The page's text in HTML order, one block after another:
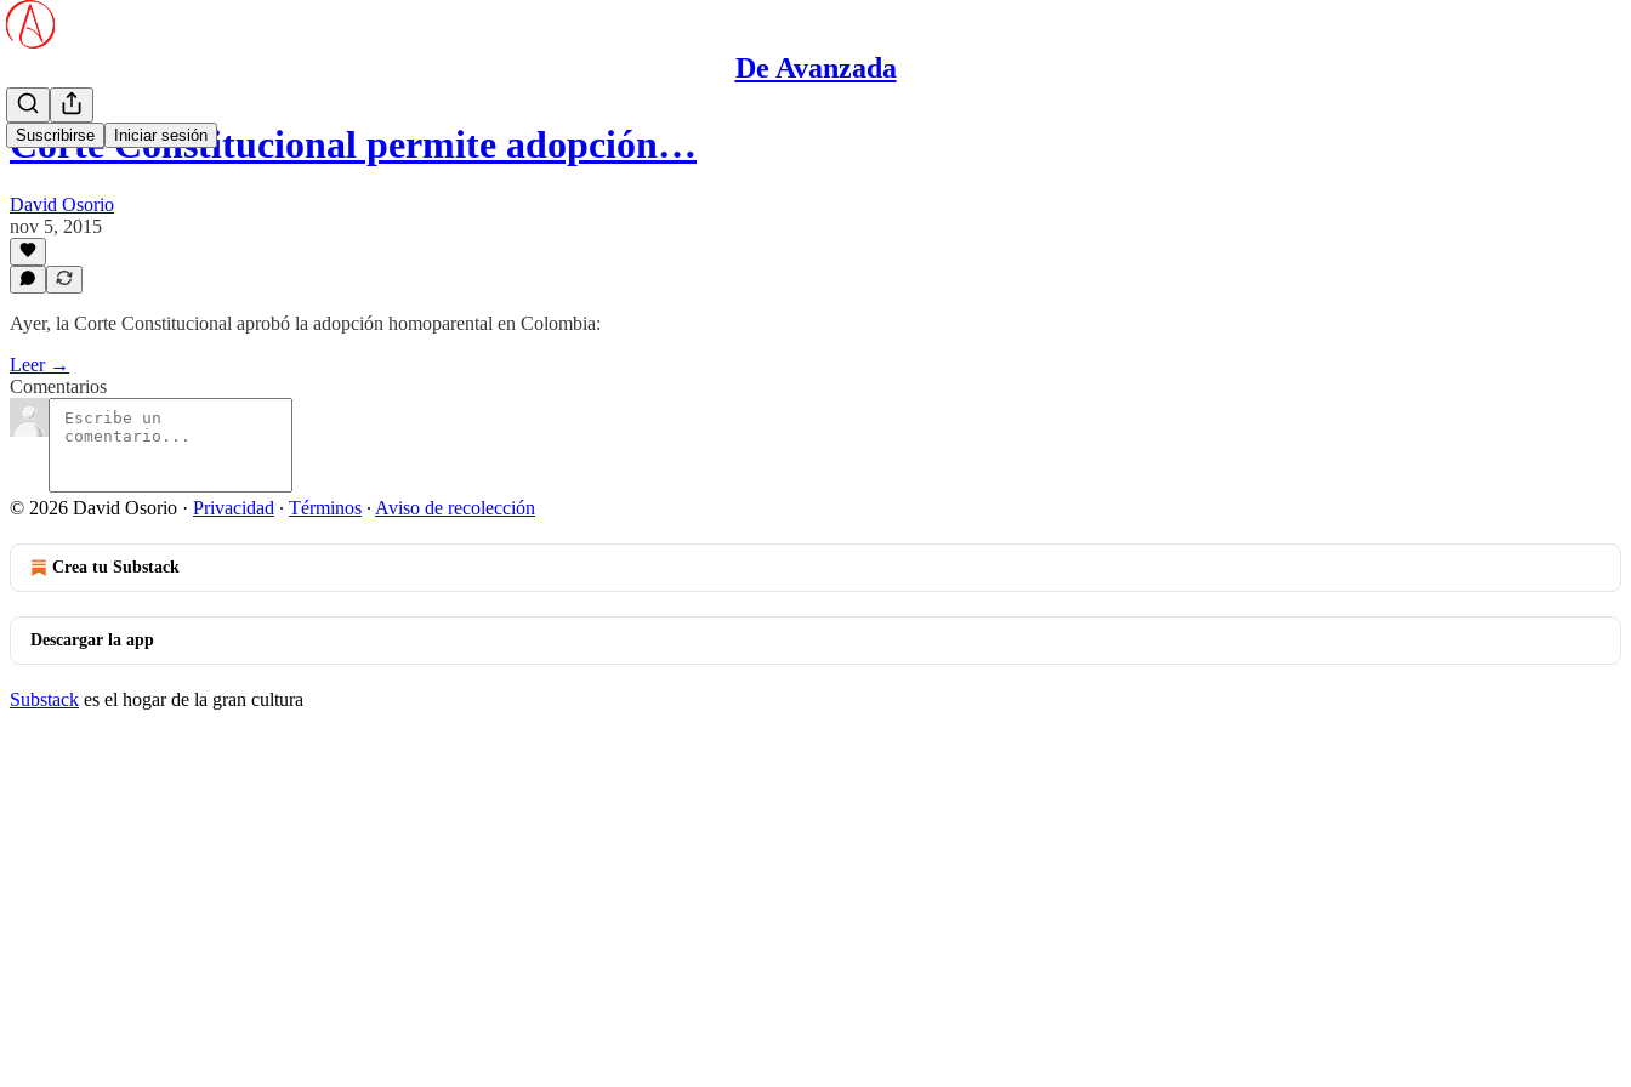
De Avanzada
Suscribirse Iniciar sesión
Corte Constitucional permite adopción…
David Osorio
nov 5, 2015
Ayer, la Corte Constitucional aprobó la adopción homoparental en Colombia:
Leer →
Comentarios
© 2026 David Osorio · Privacidad ∙ Términos ∙ Aviso de recolección
Crea tu Substack
Descargar la app
Substack es el hogar de la gran cultura